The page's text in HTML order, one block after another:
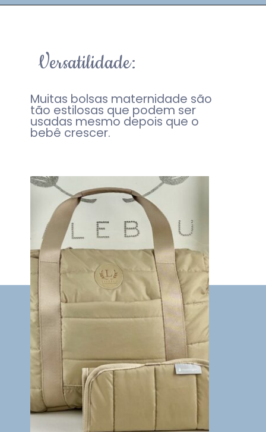
Muitas bolsas maternidade são
tão estilosas que podem ser
usadas mesmo depois que o
bebê crescer.
Versatilidade: